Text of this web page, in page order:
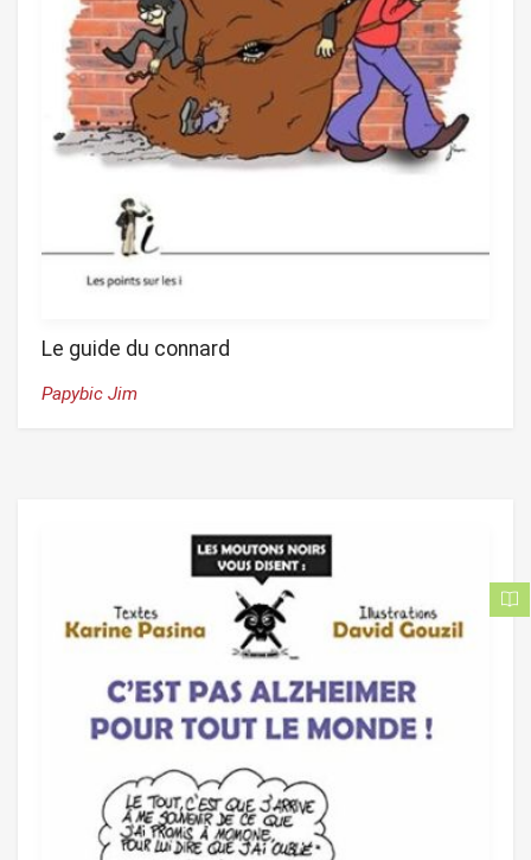
Le guide du connard
Papybic Jim